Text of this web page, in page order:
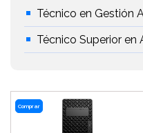
Técnico en Gestión
Técnico Superior en
Comprar